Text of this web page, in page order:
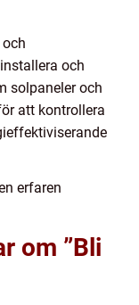
och
solpaneler och
att kontrollera
erfaren
om ”Bli